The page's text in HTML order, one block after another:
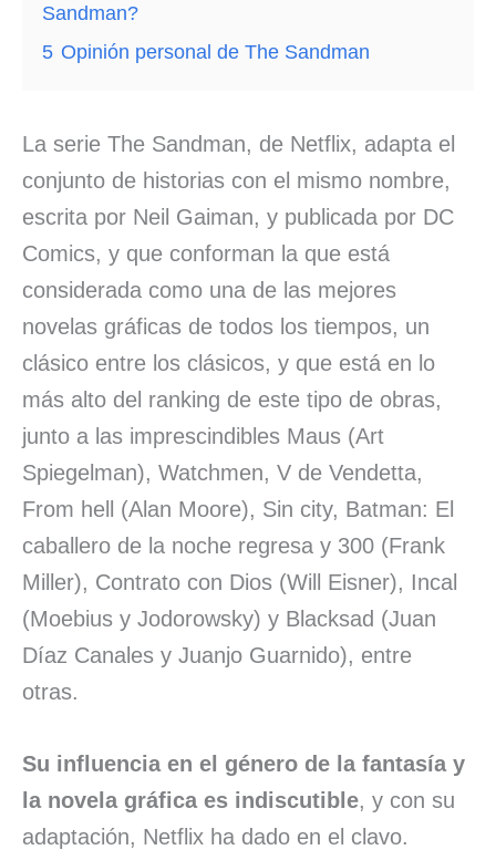
Sandman?
5 Opinión personal de The Sandman
La serie The Sandman, de Netflix, adapta el
conjunto de historias con el mismo nombre,
escrita por Neil Gaiman, y publicada por DC
Comics, y que conforman la que está
considerada como una de las mejores
novelas gráficas de todos los tiempos, un
clásico entre los clásicos, y que está en lo
más alto del ranking de este tipo de obras,
junto a las imprescindibles Maus (Art
Spiegelman), Watchmen, V de Vendetta,
From hell (Alan Moore), Sin city, Batman: El
caballero de la noche regresa y 300 (Frank
Miller), Contrato con Dios (Will Eisner), Incal
(Moebius y Jodorowsky) y Blacksad (Juan
Díaz Canales y Juanjo Guarnido), entre
otras.
Su influencia en el género de la fantasía y
la novela gráfica es indiscutible, y con su
adaptación, Netflix ha dado en el clavo.